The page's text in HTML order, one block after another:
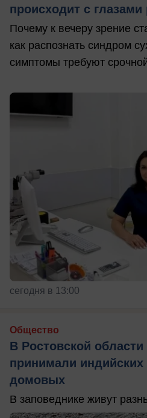
происходит с глазами
Почему к вечеру зрение
как распознать синдром
симптомы требуют
сегодня в 13:00
Общество
В Ростовской области
принимали индийских
домовых
В заповеднике живут